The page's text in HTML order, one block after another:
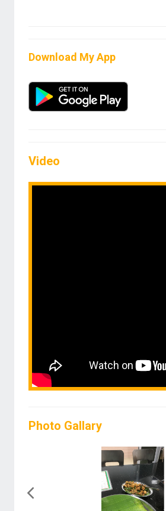
Download My App
Video
Photo Gallary